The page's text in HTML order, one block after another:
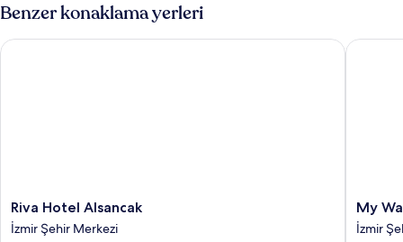
Benzer konaklama yerleri
Riva
Hotel
Alsancak
Riva Hotel Alsancak
İzmir Şehir Merkezi
Riva Hotel Alsancak
My
Way
Deluxe
My
İzmir
My Way